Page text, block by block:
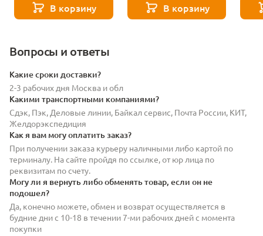
В корзину В корзину
Вопросы и ответы
Какие сроки доставки?
2-3 рабочих дня Москва и обл
Какими транспортными компаниями?
Сдэк, Пэк, Деловые линии, Байкал сервис, Почта России, КИТ,
Желдорэкспедиция
Как я вам могу оплатить заказ?
При получении заказа курьеру наличными либо картой по
терминалу. На сайте пройдя по ссылке, от юр лица по
реквизитам по счету.
Могу ли я вернуть либо обменять товар, если он не
подошел?
Да, конечно можете, обмен и возврат осуществляется в
будние дни с 10-18 в течении 7-ми рабочих дней с момента
покупки